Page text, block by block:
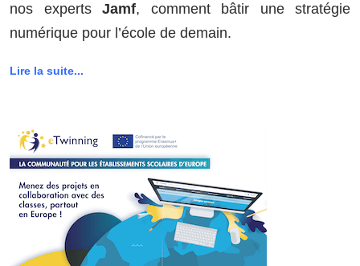
nos experts Jamf, comment bâtir une stratégie
numérique pour l’école de demain.
Lire la suite...